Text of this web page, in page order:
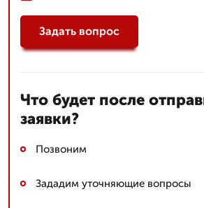
Задать вопрос
Что будет после
заявки?
Позвоним
Зададим уточняющие вопросы